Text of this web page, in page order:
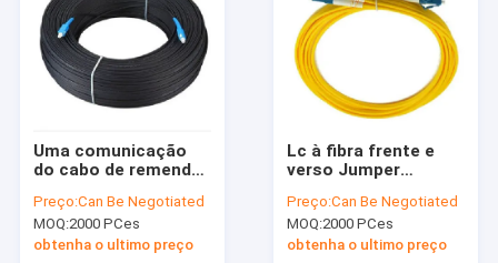
Quem Somos
Fale Conosco
Autossuficiente cabo de fibra ótica
Uma comunicação
do cabo de remendo
do fio do círculo da
durabilidade
Preço:Can Be Negotiated
MOQ:2000 PCes
obtenha o ultimo preço
Lc à fibra frente e
verso Jumper
remendo da fibra do
único modo do Lc
Preço:Can Be Negotiated
MOQ:2000 PCes
obtenha o ultimo preço